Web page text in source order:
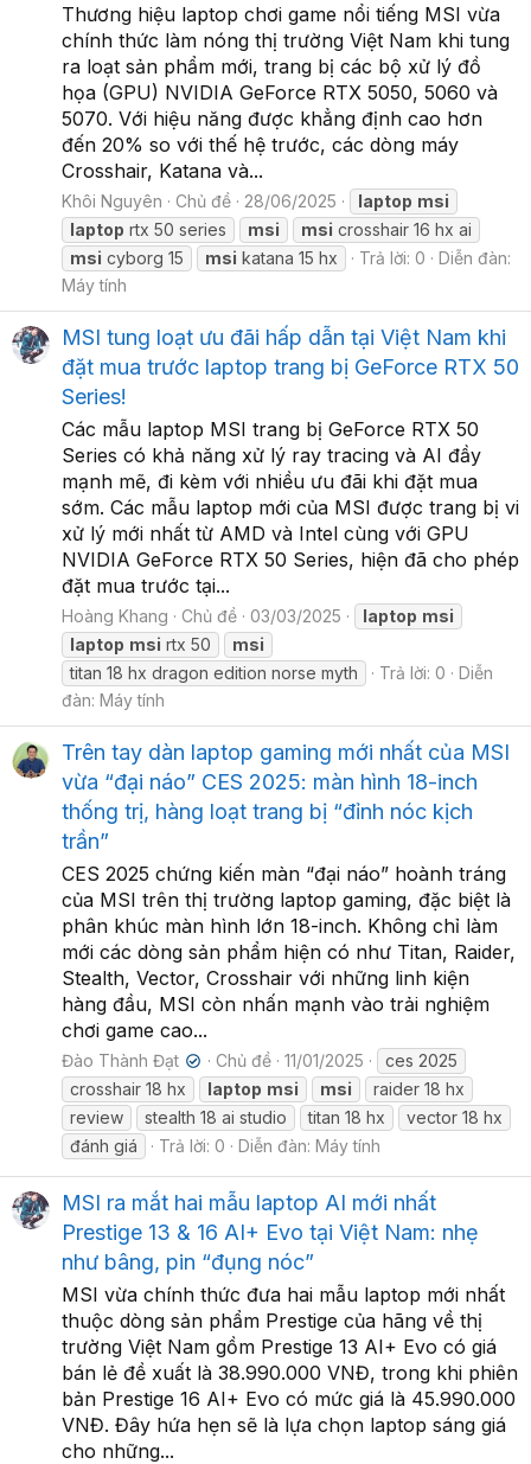
Thương hiệu laptop chơi game nổi tiếng MSI vừa
chính thức làm nóng thị trường Việt Nam khi tung
ra loạt sản phẩm mới, trang bị các bộ xử lý đồ
họa (GPU) NVIDIA GeForce RTX 5050, 5060 và
5070. Với hiệu năng được khẳng định cao hơn
đến 20% so với thế hệ trước, các dòng máy
Crosshair, Katana và...
Khôi Nguyên Chủ đề 28/06/2025 laptop msi
laptop rtx 50 series msi msi crosshair 16 hx ai
msi cyborg 15 msi katana 15 hx Trả lời: 0
Diễn đàn:
Máy tính
MSI tung loạt ưu đãi hấp dẫn tại Việt Nam khi
đặt mua trước laptop trang bị GeForce RTX 50
Series!
Các mẫu laptop MSI trang bị GeForce RTX 50
Series có khả năng xử lý ray tracing và AI đầy
mạnh mẽ, đi kèm với nhiều ưu đãi khi đặt mua
sớm. Các mẫu laptop mới của MSI được trang bị vi
xử lý mới nhất từ AMD và Intel cùng với GPU
NVIDIA GeForce RTX 50 Series, hiện đã cho phép
đặt mua trước tại...
Hoàng Khang Chủ đề 03/03/2025 laptop msi
laptop msi rtx 50
msi
titan 18 hx dragon edition norse myth
Trả lời: 0
Diễn
đàn: Máy tính
Trên tay dàn laptop gaming mới nhất của MSI
vừa “đại náo” CES 2025: màn hình 18-inch
thống trị, hàng loạt trang bị “đỉnh nóc kịch
trần”
CES 2025 chứng kiến màn “đại náo” hoành tráng
của MSI trên thị trường laptop gaming, đặc biệt là
phân khúc màn hình lớn 18-inch. Không chỉ làm
mới các dòng sản phẩm hiện có như Titan, Raider,
Stealth, Vector, Crosshair với những linh kiện
hàng đầu, MSI còn nhấn mạnh vào trải nghiệm
chơi game cao...
Đào Thành Đạt ✔ Chủ đề 11/01/2025
ces 2025
crosshair 18 hx
laptop msi msi
raider 18 hx
review
stealth 18 ai studio titan 18 hx
vector 18 hx
đánh giá
Trả lời: 0 Diễn đàn: Máy tính
MSI ra mắt hai mẫu laptop AI mới nhất
Prestige 13 & 16 AI+ Evo tại Việt Nam: nhẹ
như bâng, pin “đụng nóc”
MSI vừa chính thức đưa hai mẫu laptop mới nhất
thuộc dòng sản phẩm Prestige của hãng về thị
trường Việt Nam gồm Prestige 13 AI+ Evo có giá
bán lẻ đề xuất là 38.990.000 VNĐ, trong khi phiên
bản Prestige 16 AI+ Evo có mức giá là 45.990.000
VNĐ. Đây hứa hẹn sẽ là lựa chọn laptop sáng giá
cho những...